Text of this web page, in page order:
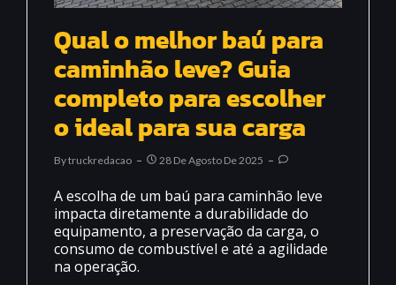
Qual o melhor baú para
caminhão leve? Guia
completo para escolher
o ideal para sua carga
ByTruckredacao 28 De Agosto De 2025
A escolha de um baú para caminhão leve
impacta diretamente a durabilidade do
equipamento, a preservação da carga, o
consumo de combustível e até a agilidade
na operação.